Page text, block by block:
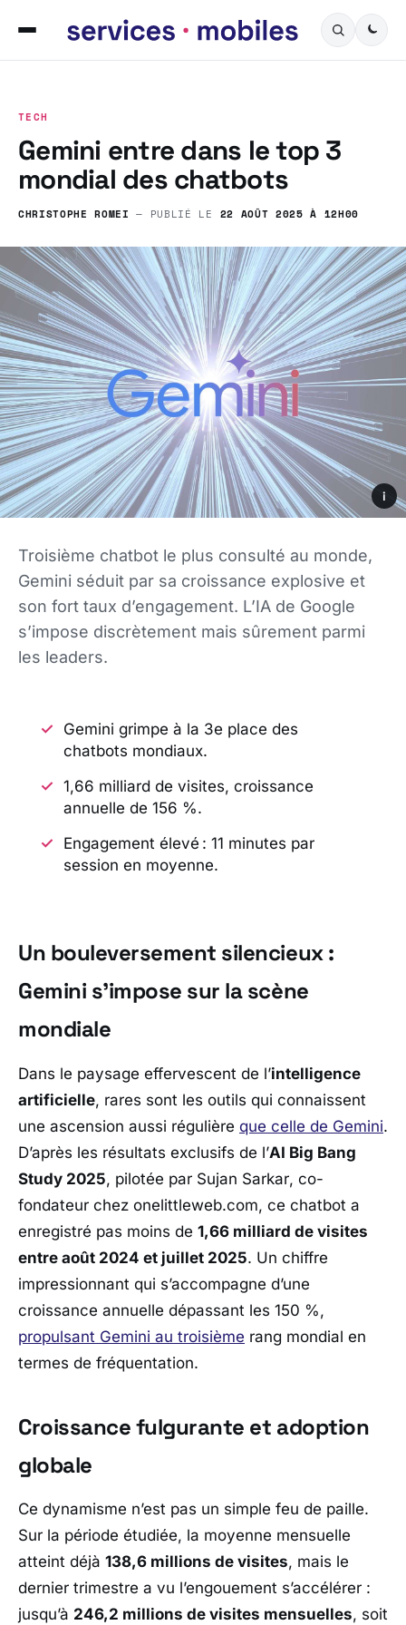
TECH
Gemini entre dans le top 3
mondial des chatbots
CHRISTOPHE ROMEI — PUBLIÉ LE 22 AOÛT 2025 À 12H00
i
Troisième chatbot le plus consulté au monde,
Gemini séduit par sa croissance explosive et
son fort taux d’engagement. L’IA de Google
s’impose discrètement mais sûrement parmi
les leaders.
Gemini grimpe à la 3e place des
chatbots mondiaux.
1,66 milliard de visites, croissance
annuelle de 156 %.
Engagement élevé : 11 minutes par
session en moyenne.
Un bouleversement silencieux :
Gemini s’impose sur la scène
mondiale
Dans le paysage effervescent de l’intelligence
artificielle, rares sont les outils qui connaissent
une ascension aussi régulière que celle de Gemini.
D’après les résultats exclusifs de l’AI Big Bang
Study 2025, pilotée par Sujan Sarkar, co-
fondateur chez onelittleweb.com, ce chatbot a
enregistré pas moins de 1,66 milliard de visites
entre août 2024 et juillet 2025. Un chiffre
impressionnant qui s’accompagne d’une
croissance annuelle dépassant les 150 %,
propulsant Gemini au troisième rang mondial en
termes de fréquentation.
Croissance fulgurante et adoption
globale
Ce dynamisme n’est pas un simple feu de paille.
Sur la période étudiée, la moyenne mensuelle
atteint déjà 138,6 millions de visites, mais le
dernier trimestre a vu l’engouement s’accélérer :
jusqu’à 246,2 millions de visites mensuelles, soit